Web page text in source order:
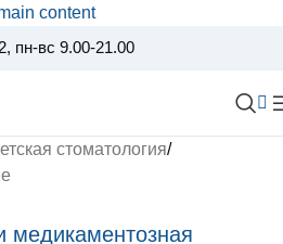
content
, пн-вс 9.00-21.00
стоматология/
медикаментозная